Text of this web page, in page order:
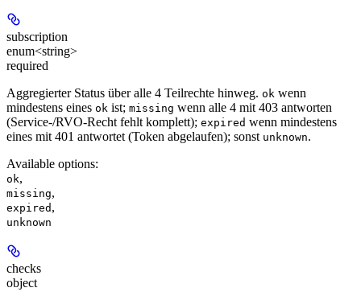
subscription
enum<string>
required
Aggregierter Status über alle 4 Teilrechte hinweg. ok wenn
mindestens eines ok ist; missing wenn alle 4 mit 403 antworten
(Service-/RVO-Recht fehlt komplett); expired wenn mindestens
eines mit 401 antwortet (Token abgelaufen); sonst unknown.
Available options:
ok,
missing,
expired ,
unknown
checks
object